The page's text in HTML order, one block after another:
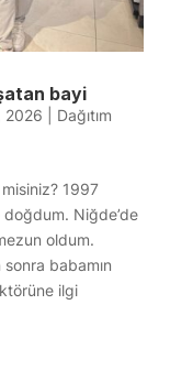
bayi
2026
Dağıtım
1997
doğdum. Niğde’de
oldum.
babamın
ilgi